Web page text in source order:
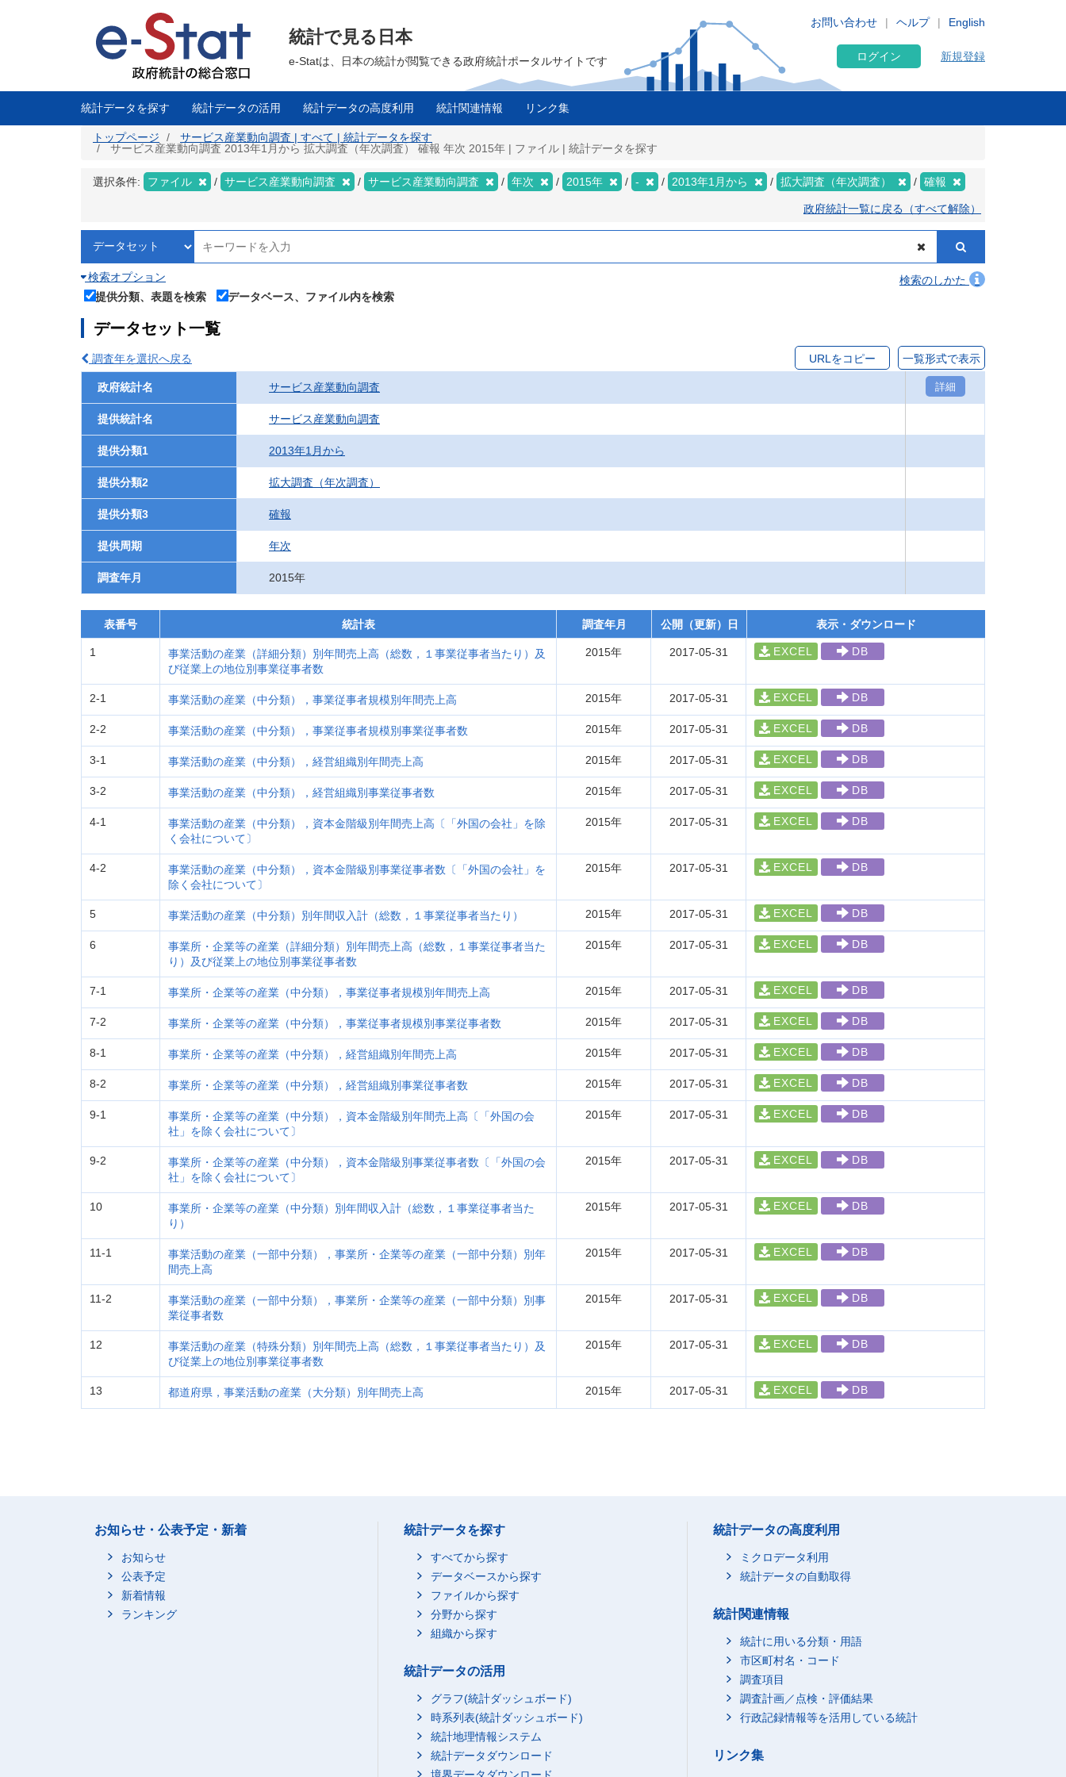
に
English
お問い合わせ ヘルプ
統計で見る日本
e-Statは、日本の統計が閲覧できる政府統計ポータルサイトです ログイン 新規登録
統計データを探す 統計データの活用 統計データの高度利用 統計関連情報 リンク集
トップページ
サービス産業動向調査 | すべて | 統計データを探す
サービス産業動向調査 2013年1月から 拡大調査（年次調査） 確報 年次 2015年 | ファイル | 統計データを探す
選択条件: ファイル サービス産業動向調査 サービス産業動向調査 年次 2015年 - 2013年1月から 拡大調査（年次調査） 確報
政府統計一覧に戻る（すべて解除）
検索オプション
検索のしかた
提供分類、表題を検索
データベース、ファイル内を検索
データセット一覧
調査年を選択へ戻る URLをコピー 一覧形式で表示
政府統計名 サービス産業動向調査 詳細
提供統計名 サービス産業動向調査
提供分類1 2013年1月から
提供分類2 拡大調査（年次調査）
提供分類3 確報
提供周期 年次
調査年月 2015年
表番号 統計表 調査年月 公開（更新）日 表示・ダウンロード
1
事業活動の産業（詳細分類）別年間売上高（総数，１事業従事者当たり）及
び従業上の地位別事業従事者数
2015年 2017-05-31 EXCEL DB
2-1 事業活動の産業（中分類），事業従事者規模別年間売上高 2015年 2017-05-31 EXCEL DB
2-2 事業活動の産業（中分類），事業従事者規模別事業従事者数 2015年 2017-05-31 EXCEL DB
3-1 事業活動の産業（中分類），経営組織別年間売上高 2015年 2017-05-31 EXCEL DB
3-2 事業活動の産業（中分類），経営組織別事業従事者数 2015年 2017-05-31 EXCEL DB
4-1
事業活動の産業（中分類），資本金階級別年間売上高〔「外国の会社」を除
く会社について〕
2015年 2017-05-31 EXCEL DB
4-2
事業活動の産業（中分類），資本金階級別事業従事者数〔「外国の会社」を
除く会社について〕
2015年 2017-05-31 EXCEL DB
5 事業活動の産業（中分類）別年間収入計（総数，１事業従事者当たり） 2015年 2017-05-31 EXCEL DB
6
事業所・企業等の産業（詳細分類）別年間売上高（総数，１事業従事者当た
り）及び従業上の地位別事業従事者数
2015年 2017-05-31 EXCEL DB
7-1 事業所・企業等の産業（中分類），事業従事者規模別年間売上高 2015年 2017-05-31 EXCEL DB
7-2 事業所・企業等の産業（中分類），事業従事者規模別事業従事者数 2015年 2017-05-31 EXCEL DB
8-1 事業所・企業等の産業（中分類），経営組織別年間売上高 2015年 2017-05-31 EXCEL DB
8-2 事業所・企業等の産業（中分類），経営組織別事業従事者数 2015年 2017-05-31 EXCEL DB
9-1
事業所・企業等の産業（中分類），資本金階級別年間売上高〔「外国の会
社」を除く会社について〕
2015年 2017-05-31 EXCEL DB
9-2
事業所・企業等の産業（中分類），資本金階級別事業従事者数〔「外国の会
社」を除く会社について〕
2015年 2017-05-31 EXCEL DB
10
事業所・企業等の産業（中分類）別年間収入計（総数，１事業従事者当た
り）
2015年 2017-05-31 EXCEL DB
11-1
事業活動の産業（一部中分類），事業所・企業等の産業（一部中分類）別年
間売上高
2015年 2017-05-31 EXCEL DB
11-2
事業活動の産業（一部中分類），事業所・企業等の産業（一部中分類）別事
業従事者数
2015年 2017-05-31 EXCEL DB
12
事業活動の産業（特殊分類）別年間売上高（総数，１事業従事者当たり）及
び従業上の地位別事業従事者数
2015年 2017-05-31 EXCEL DB
13 都道府県，事業活動の産業（大分類）別年間売上高 2015年 2017-05-31 EXCEL DB
お知らせ・公表予定・新着
お知らせ
公表予定
新着情報
ランキング
統計データを探す
すべてから探す
データベースから探す
ファイルから探す
分野から探す
組織から探す
統計データの活用
グラフ(統計ダッシュボード)
時系列表(統計ダッシュボード)
統計地理情報システム
統計データダウンロード
統計データの高度利用
ミクロデータ利用
統計データの自動取得
統計関連情報
統計に用いる分類・用語
市区町村名・コード
調査項目
調査計画／点検・評価結果
行政記録情報等を活用している統計
リンク集